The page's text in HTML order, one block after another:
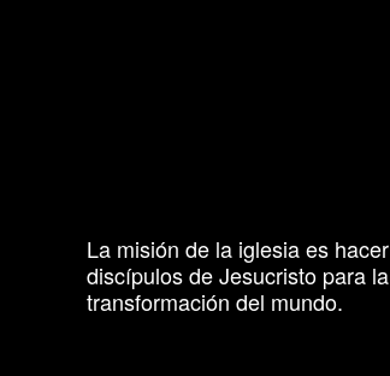
La misión de la iglesia es hacer
discípulos de Jesucristo para la
transformación del mundo.